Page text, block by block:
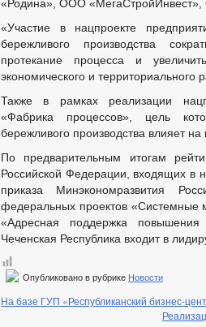
«Родина», ООО
«Участие в нацпроекте
бережливого производства
протекание процесса и
экономического и
Также в рамках реализации
«Фабрика процессов», цель
бережливого производства влияет
По предварительным итогам
Российской Федерации, входящих в
приказа Минэкономразвития
федеральных проектов «Системные
«Адресная поддержка повышения
Чеченская Республика входит в
Опубликовано в рубрике Новости
На базе ГУП «Республиканский бизнес-